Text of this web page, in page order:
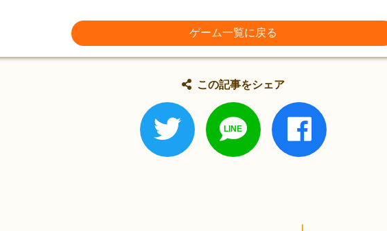
ゲーム一覧に戻る
この記事をシェア